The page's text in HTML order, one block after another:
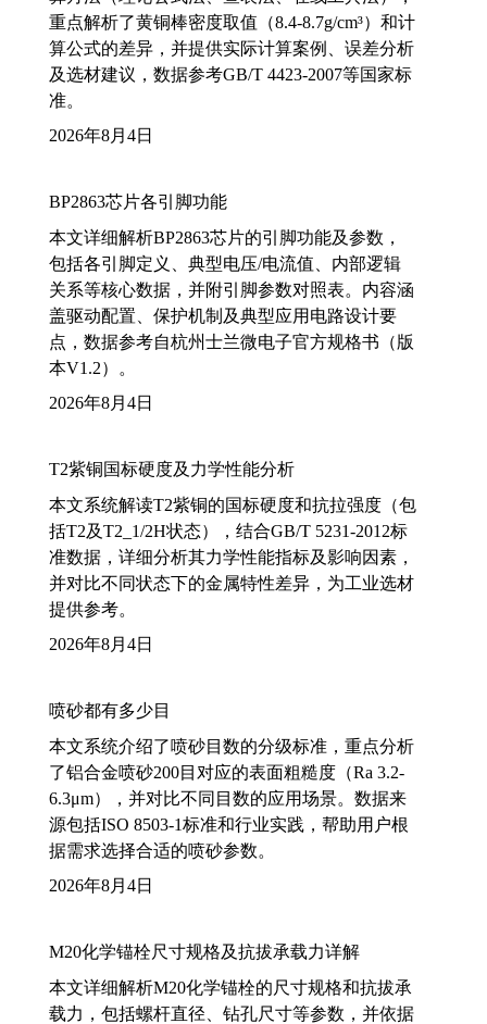
重点解析了黄铜棒密度取值（8.4-8.7g/cm³）和计
算公式的差异，并提供实际计算案例、误差分析
及选材建议，数据参考GB/T 4423-2007等国家标
准。
2026年8月4日
BP2863芯片各引脚功能
本文详细解析BP2863芯片的引脚功能及参数，
包括各引脚定义、典型电压/电流值、内部逻辑
关系等核心数据，并附引脚参数对照表。内容涵
盖驱动配置、保护机制及典型应用电路设计要
点，数据参考自杭州士兰微电子官方规格书（版
本V1.2）。
2026年8月4日
T2紫铜国标硬度及力学性能分析
本文系统解读T2紫铜的国标硬度和抗拉强度（包
括T2及T2_1/2H状态），结合GB/T 5231-2012标
准数据，详细分析其力学性能指标及影响因素，
并对比不同状态下的金属特性差异，为工业选材
提供参考。
2026年8月4日
喷砂都有多少目
本文系统介绍了喷砂目数的分级标准，重点分析
了铝合金喷砂200目对应的表面粗糙度（Ra 3.2-
6.3μm），并对比不同目数的应用场景。数据来
源包括ISO 8503-1标准和行业实践，帮助用户根
据需求选择合适的喷砂参数。
2026年8月4日
M20化学锚栓尺寸规格及抗拔承载力详解
本文详细解析M20化学锚栓的尺寸规格和抗拔承
载力，包括螺杆直径、钻孔尺寸等参数，并依据